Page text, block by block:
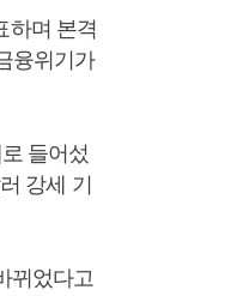
하며 본격
융위기가
들어섰
강세 기
뀌었다고